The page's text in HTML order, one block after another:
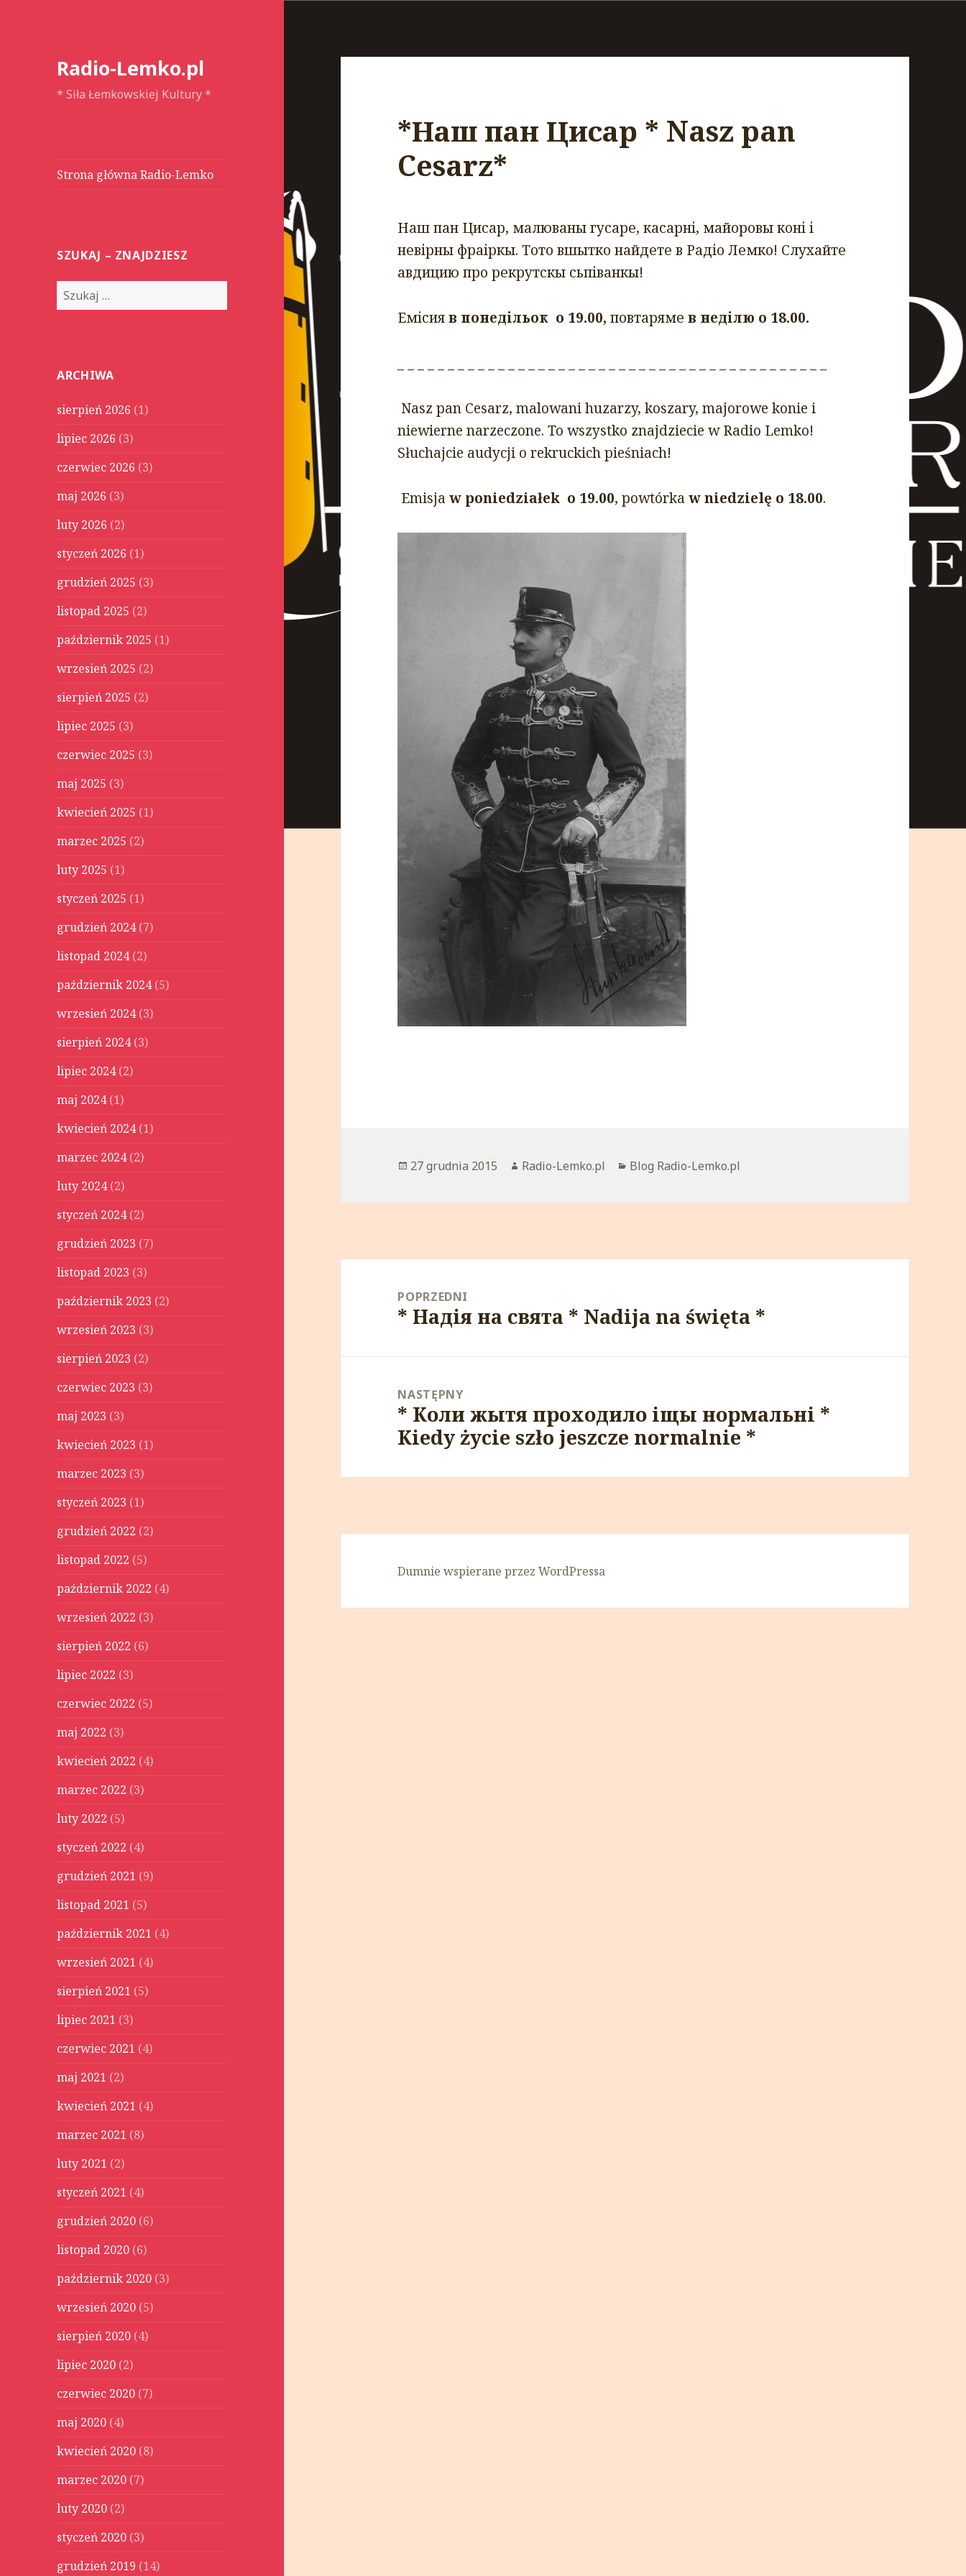
Radio-Lemko.pl
* Siła Łemkowskiej Kultury *
Strona główna Radio-Lemko
SZUKAJ – ZNAJDZIESZ
S
z
j
ARCHIWA
sierpień 2026 (1)
lipiec 2026 (3)
czerwiec 2026 (3)
maj 2026 (3)
luty 2026 (2)
styczeń 2026 (1)
grudzień 2025 (3)
listopad 2025 (2)
październik 2025 (1)
wrzesień 2025 (2)
sierpień 2025 (2)
lipiec 2025 (3)
czerwiec 2025 (3)
maj 2025 (3)
kwiecień 2025 (1)
marzec 2025 (2)
luty 2025 (1)
styczeń 2025 (1)
grudzień 2024(7)
listopad 2024(2)
październik 2024(5)
wrzesień 2024(3)
sierpień 2024(3)
lipiec 2024(2)
maj 2024(1)
kwiecień 2024(1)
marzec 2024(2)
luty 2024(2)
styczeń 2024(2)
grudzień 2023 (7)
listopad 2023 (3)
październik 2023 (2)
wrzesień 2023 (3)
sierpień 2023 (2)
czerwiec 2023 (3)
maj 2023 (3)
kwiecień 2023 (1)
marzec 2023 (3)
styczeń 2023 (1)
grudzień 2022 (2)
listopad 2022 (5)
październik 2022 (4)
wrzesień 2022 (3)
sierpień 2022 (6)
lipiec 2022 (3)
czerwiec 2022 (5)
maj 2022 (3)
kwiecień 2022 (4)
marzec 2022 (3)
luty 2022 (5)
styczeń 2022 (4)
grudzień 2021 (9)
listopad 2021 (5)
październik 2021 (4)
wrzesień 2021 (4)
sierpień 2021 (5)
lipiec 2021 (3)
czerwiec 2021 (4)
maj 2021 (2)
kwiecień 2021 (4)
marzec 2021 (8)
luty 2021 (2)
styczeń 2021 (4)
grudzień 2020 (6)
listopad 2020 (6)
październik 2020 (3)
wrzesień 2020 (5)
sierpień 2020 (4)
lipiec 2020 (2)
czerwiec 2020 (7)
maj 2020 (4)
kwiecień 2020 (8)
marzec 2020 (7)
luty 2020 (2)
styczeń 2020 (3)
grudzień 2019 (14)
*Наш пан Цисар * Nasz pan
Cesarz*
Наш пан Цисар, малюваны гусаре, касарні, майоровы коні і
невірны фраіркы. Тото вшытко найдете в Радіо Лемко! Слухайте
авдицию про рекрутскы сьпіванкы!
Емісияв понедільок о 19.00,повтарямев неділю о 18.00.
Nasz pan Cesarz, malowani huzarzy, koszary, majorowe konie i
niewierne narzeczone. To wszystko znajdziecie w Radio Lemko!
Słuchajcie audycji o rekruckich pieśniach!
Emisjaw poniedziałek o 19.00, powtórka w niedzielę o 18.00.
Opublikowano
27 grudnia 2015 Autor
Radio-Lemko.pl Kategorie
Blog Radio-Lemko.pl
POPRZEDNI
Poprzedni
* Надія на свята * Nadija na święta *
NASTĘPNY
Następny
wpis:
* Коли жытя проходило іщы нормальні *
Kiedy życie szło jeszcze normalnie *
Dumnie wspierane przez WordPressa